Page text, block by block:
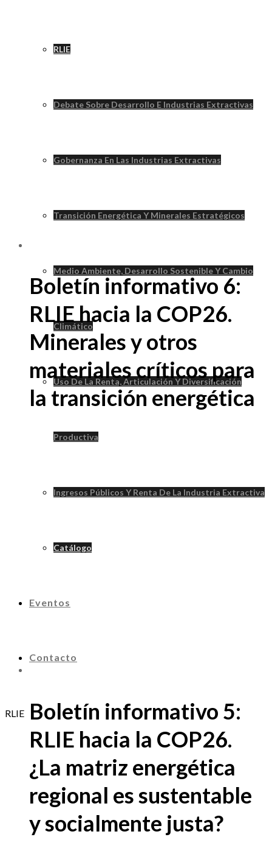
RLIE
RLIE
Debate Sobre Desarrollo E Industrias Extractivas
Gobernanza En Las Industrias Extractivas
Transición Energética Y Minerales Estratégicos
Medio Ambiente, Desarrollo Sostenible Y Cambio
Climático
Uso De La Renta, Articulación Y Diversificación
Productiva
Ingresos Públicos Y Renta De La Industria Extractiva
Catálogo
Eventos
Contacto
Boletín informativo 6:
RLIE hacia la COP26.
Minerales y otros
materiales críticos para
la transición energética
Boletín informativo 5:
RLIE hacia la COP26.
¿La matriz energética
regional es sustentable
y socialmente justa?